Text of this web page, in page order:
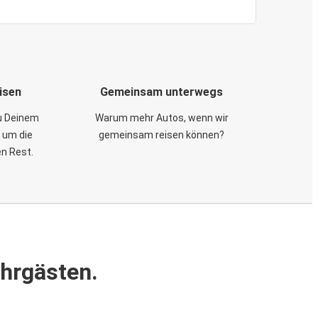
Deinem
die
Rest.
Gemeinsam unterwegs
Warum mehr Autos, wenn wir
gemeinsam reisen können?